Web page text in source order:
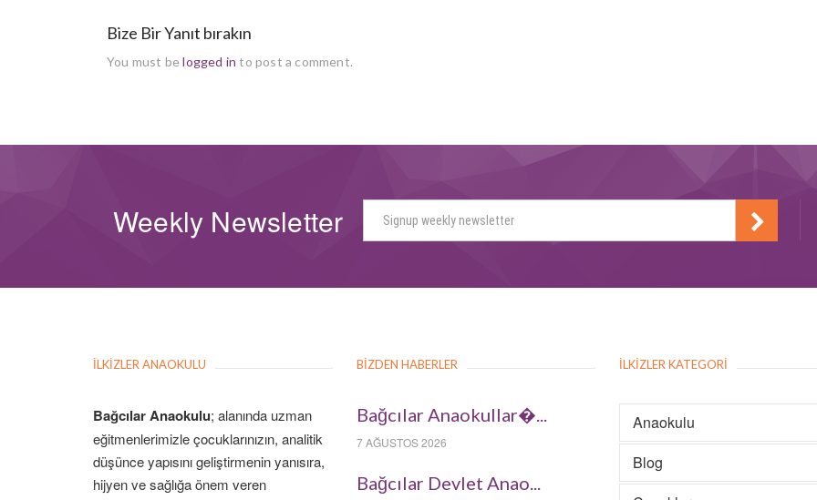
Bize Bir Yanıt bırakın
You must belogged in to post a comment.
Weekly Newsletter
İLKIZLER ANAOKULU
Bağcılar Anaokulu; alanında uzman
eğitmenlerimizle çocuklarınızın, analitik
düşünce yapısını geliştirmenin yanısıra,
hijyen ve sağlığa önem veren
BIZDEN HABERLER
Bağcılar Anaokullar�...
7 AĞUSTOS 2026
Bağcılar Devlet Anao...
İLKIZLER KATEGORI
Anaokulu
Blog